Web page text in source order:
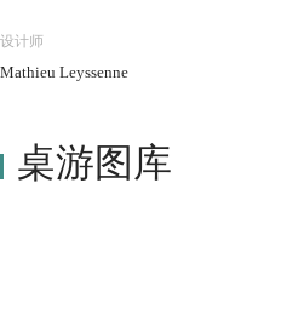
设计师
Mathieu Leyssenne
桌游图库